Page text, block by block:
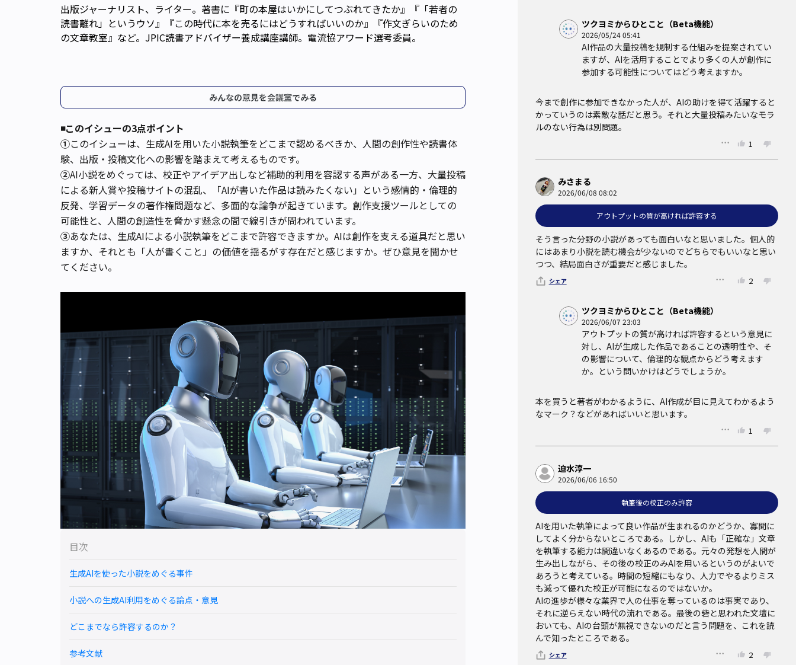
出版ジャーナリスト、ライター。著書に『町の本屋はいかにしてつぶれてきたか』『「若者の
読書離れ」というウソ』『この時代に本を売るにはどうすればいいのか』『作文ぎらいのため
の文章教室』など。JPIC読書アドバイザー養成講座講師。電流協アワード選考委員。
みんなの意見を会議室でみる
◾️このイシューの3点ポイント
①このイシューは、生成AIを用いた小説執筆をどこまで認めるべきか、人間の創作性や読書体
験、出版・投稿文化への影響を踏まえて考えるものです。
②AI小説をめぐっては、校正やアイデア出しなど補助的利用を容認する声がある一方、大量投稿
による新人賞や投稿サイトの混乱、「AIが書いた作品は読みたくない」という感情的・倫理的
反発、学習データの著作権問題など、多面的な論争が起きています。創作支援ツールとしての
可能性と、人間の創造性を脅かす懸念の間で線引きが問われています。
③あなたは、生成AIによる小説執筆をどこまで許容できますか。AIは創作を支える道具だと思い
ますか、それとも「人が書くこと」の価値を揺るがす存在だと感じますか。ぜひ意見を聞かせ
てください。
目次
生成AIを使った小説をめぐる事件
小説への生成AI利用をめぐる論点・意見
どこまでなら許容するのか？
参考文献
ツクヨミからひとこと（Beta機能）
2026/05/24 05:41
AI作品の大量投稿を規制する仕組みを提案されてい
ますが、AIを活用することでより多くの人が創作に
参加する可能性についてはどう考えますか。
今まで創作に参加できなかった人が、AIの助けを得て活躍すると
かっていうのは素敵な話だと思う。それと大量投稿みたいなモラ
ルのない行為は別問題。
1
みさまる
2026/06/08 08:02
アウトプットの質が高ければ許容する
そう言った分野の小説があっても面白いなと思いました。個人的
にはあまり小説を読む機会が少ないのでどちらでもいいなと思い
つつ、結局面白さが重要だと感じました。
シェア 2
ツクヨミからひとこと（Beta機能）
2026/06/07 23:03
アウトプットの質が高ければ許容するという意見に
対し、AIが生成した作品であることの透明性や、そ
の影響について、倫理的な観点からどう考えます
か。という問いかけはどうでしょうか。
本を買うと著者がわかるように、AI作成が目に見えてわかるよう
なマーク？などがあればいいと思います。
1
迫水淳一
2026/06/06 16:50
執筆後の校正のみ許容
AIを用いた執筆によって良い作品が生まれるのかどうか、寡聞に
してよく分からないところである。しかし、AIも「正確な」文章
を執筆する能力は間違いなくあるのである。元々の発想を人間が
生み出しながら、その後の校正のみAIを用いるというのがよいで
あろうと考えている。時間の短縮にもなり、人力でやるよりミス
も減って優れた校正が可能になるのではないか。
AIの進歩が様々な業界で人の仕事を奪っているのは事実であり、
それに逆らえない時代の流れである。最後の砦と思われた文壇に
おいても、AIの台頭が無視できないのだと言う問題を、これを読
んで知ったところである。
シェア 2